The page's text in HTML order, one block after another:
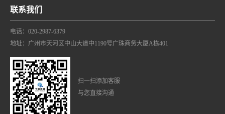
联系我们
电话：020-2987-6379
地址：广州市天河区中山大道中1190号广珠商务大厦A栋401
扫一扫添加客服
与您直接沟通